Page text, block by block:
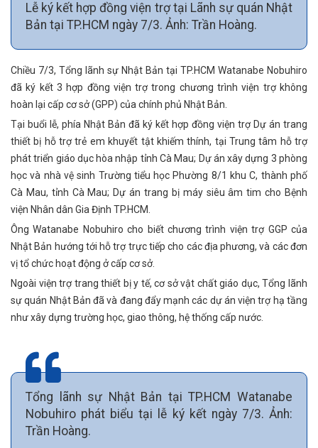
Lễ ký kết hợp đồng viện trợ tại Lãnh sự quán Nhật
Bản tại TP.HCM ngày 7/3. Ảnh: Trần Hoàng.
Chiều 7/3, Tổng lãnh sự Nhật Bản tại TP.HCM Watanabe Nobuhiro
đã ký kết 3 hợp đồng viện trợ trong chương trình viện trợ không
hoàn lại cấp cơ sở (GPP) của chính phủ Nhật Bản.
Tại buổi lễ, phía Nhật Bản đã ký kết hợp đồng viện trợ Dự án trang
thiết bị hỗ trợ trẻ em khuyết tật khiếm thính, tại Trung tâm hỗ trợ
phát triển giáo dục hòa nhập tỉnh Cà Mau; Dự án xây dựng 3 phòng
học và nhà vệ sinh Trường tiểu học Phường 8/1 khu C, thành phố
Cà Mau, tỉnh Cà Mau; Dự án trang bị máy siêu âm tim cho Bệnh
viện Nhân dân Gia Định TP.HCM.
Ông Watanabe Nobuhiro cho biết chương trình viện trợ GGP của
Nhật Bản hướng tới hỗ trợ trực tiếp cho các địa phương, và các đơn
vị tổ chức hoạt động ở cấp cơ sở.
Ngoài viện trợ trang thiết bị y tế, cơ sở vật chất giáo dục, Tổng lãnh
sự quán Nhật Bản đã và đang đẩy mạnh các dự án viện trợ hạ tầng
như xây dựng trường học, giao thông, hệ thống cấp nước.
Tổng lãnh sự Nhật Bản tại TP.HCM Watanabe
Nobuhiro phát biểu tại lễ ký kết ngày 7/3. Ảnh:
Trần Hoàng.